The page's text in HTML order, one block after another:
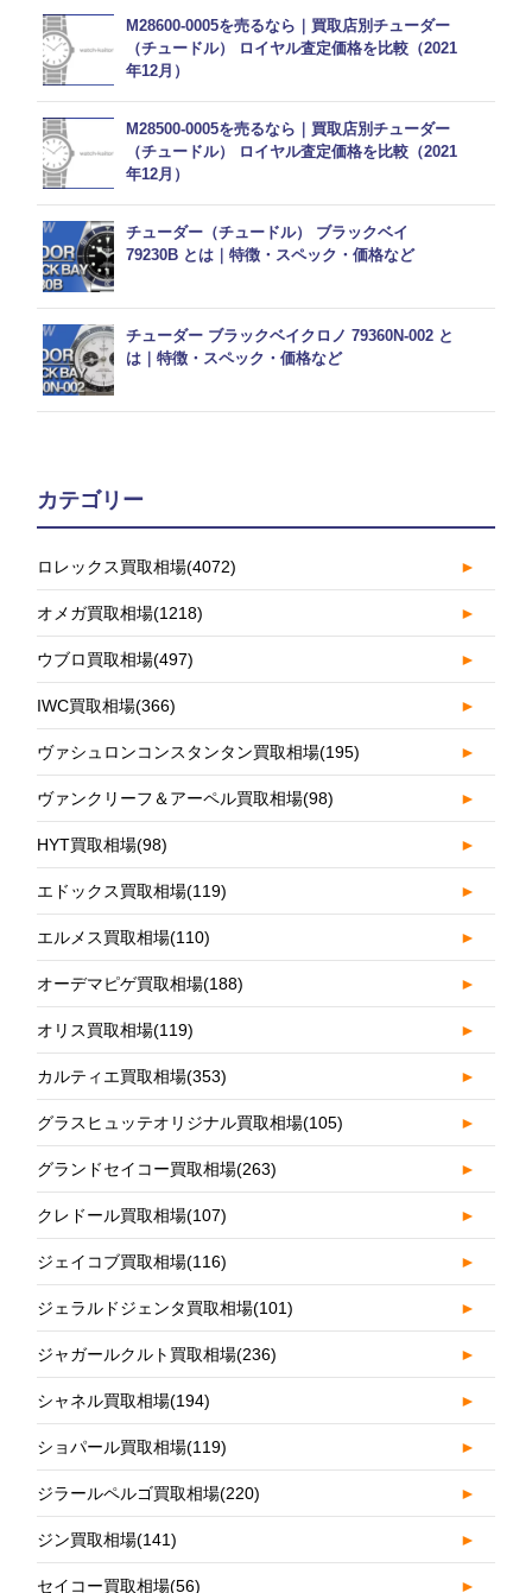
M28600-0005を売るなら｜買取店別チューダー
（チュードル） ロイヤル査定価格を比較（2021
年12月）
M28500-0005を売るなら｜買取店別チューダー
（チュードル） ロイヤル査定価格を比較（2021
年12月）
チューダー（チュードル） ブラックベイ
79230B とは｜特徴・スペック・価格など
チューダー ブラックベイクロノ 79360N-002 と
は｜特徴・スペック・価格など
カテゴリー
ロレックス買取相場(4072) ►
オメガ買取相場(1218) ►
ウブロ買取相場(497) ►
IWC買取相場(366) ►
ヴァシュロンコンスタンタン買取相場(195) ►
ヴァンクリーフ＆アーペル買取相場(98) ►
HYT買取相場(98) ►
エドックス買取相場(119) ►
エルメス買取相場(110) ►
オーデマピゲ買取相場(188) ►
オリス買取相場(119) ►
カルティエ買取相場(353) ►
グラスヒュッテオリジナル買取相場(105) ►
グランドセイコー買取相場(263) ►
クレドール買取相場(107) ►
ジェイコブ買取相場(116) ►
ジェラルドジェンタ買取相場(101) ►
ジャガールクルト買取相場(236) ►
シャネル買取相場(194) ►
ショパール買取相場(119) ►
ジラールペルゴ買取相場(220) ►
ジン買取相場(141) ►
セイコー買取相場(56) ►